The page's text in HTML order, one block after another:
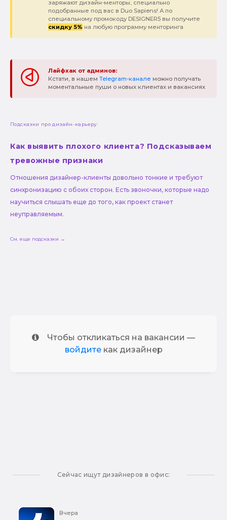
заряжают дизайн-менторы, специально
подобранные под вас в Duo Sapiens! А по
специальному промокоду DESIGNER5 вы получите
скидку 5% на любую программу менторинга
Лайфхак от админов:
Кстати, в нашем Telegram-канале можно получать
моментальные пуши о новых клиентах и вакансиях
Подсказки про дизайн-карьеру:
Как выявить плохого клиента? Подсказываем
тревожные признаки
Отношения дизайнер-клиенты довольно тонкие и требуют
синхронизацию с обоих сторон. Есть звоночки, которые надо
научиться слышать еще до того, как проект станет
неуправляемым.
См. еще подсказки →
Чтобы откликаться на вакансии —
войдитекак дизайнер
Сейчас ищут дизайнеров в офис:
Вчера